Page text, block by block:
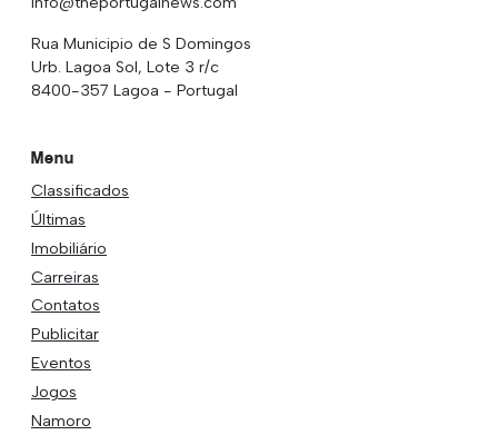
Rua Municipio de S Domingos
Urb. Lagoa Sol, Lote 3 r/c
8400-357 Lagoa - Portugal
Menu
Classificados
Últimas
Imobiliário
Carreiras
Contatos
Publicitar
Eventos
Jogos
Namoro